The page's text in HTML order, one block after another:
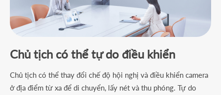
Chủ tịch có thể tự do điều khiển
Chủ tịch có thể thay đổi chế độ hội nghị và điều khiển camera
ở địa điểm từ xa để di chuyển, lấy nét và thu phóng. Tự do